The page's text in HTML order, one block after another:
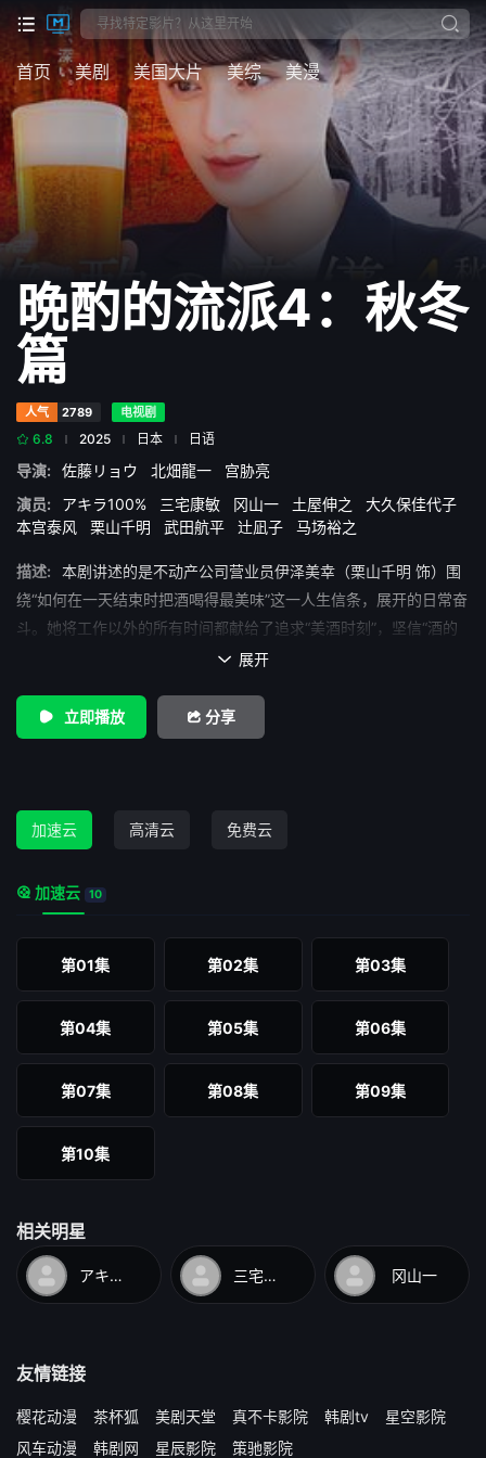
首页 美剧 美国大片 美综 美漫
晩酌的流派4：秋冬
篇
人气 2789 电视剧
6.8 2025 日本 日语
导演: 佐藤リョウ 北畑龍一 宫胁亮
演员:
アキラ100% 三宅康敏 冈山一 土屋伸之
大久保佳代子
本宫泰风
栗山千明 武田航平 辻凪子 马场裕之
描述:
本剧讲述的是不动产公司营业员伊泽美幸（栗山千明 饰）围
绕“如何在一天结束时把酒喝得最美味”这一人生信条，展开的日常奋
斗。她将工作以外的所有时间都献给了追求“美酒时刻”，坚信“酒的
美味取决于一天自己的表现”。为了让一杯酒更加香醇，她不断挑战
一杯酒而不断努力的疗愈系生活剧。
 展开
立即播放 分享
加速云 高清云 免费云
加速云 10
第01集 第02集 第03集
第04集 第05集 第06集
第07集 第08集 第09集
第10集
相关明星
アキラ100% 三宅康敏 冈山一
友情链接
樱花动漫 茶杯狐 美剧天堂 真不卡影院 韩剧tv
星空影院
风车动漫
韩剧网 星辰影院 策驰影院